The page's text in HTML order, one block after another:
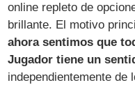
online repleto de
brillante. El motivo
ahora sentimos que
Jugador tiene un
independientemente de